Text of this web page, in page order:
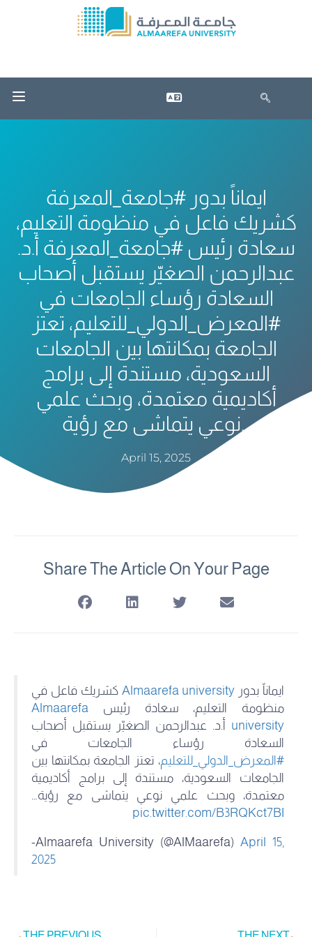
ايماناً بدور #جامعة_المعرفة
كشريك فاعل في منظومة التعليم،
سعادة رئيس #جامعة_المعرفة أ.د.
عبدالرحمن الصغيّر يستقبل أصحاب
السعادة رؤساء الجامعات في
#المعرض_الدولي_للتعليم، تعتز
الجامعة بمكانتها بين الجامعات
السعودية، مستندة إلى برامج
أكاديمية معتمدة، وبحث علمي
نوعي يتماشى مع رؤية…
April 15, 2025
Share The Article On Your Page
ايماناً بدور Almaarefa university كشريك فاعل في
منظومة التعليم، سعادة رئيس Almaarefa
university أ.د. عبدالرحمن الصغيّر يستقبل أصحاب
السعادة رؤساء الجامعات في
#المعرض_الدولي_للتعليم، تعتز الجامعة بمكانتها بين
الجامعات السعودية، مستندة إلى برامج أكاديمية
معتمدة، وبحث علمي نوعي يتماشى مع رؤية…
pic.twitter.com/B3RQKct7BI
-Almaarefa University (@AlMaarefa) April 15,
2025